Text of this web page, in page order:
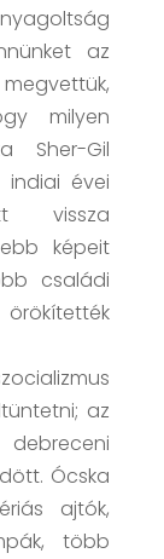
az
milyen
Sher-Gil
évei
vissza
képeit
családi
az
Ócska
ajtók,
több